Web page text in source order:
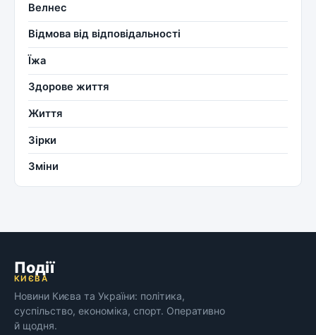
Велнес
Відмова від відповідальності
Їжа
Здорове життя
Життя
Зірки
Зміни
Події
КИЄВА
Новини Києва та України: політика,
суспільство, економіка, спорт. Оперативно
й щодня.